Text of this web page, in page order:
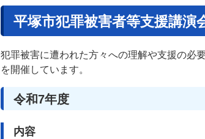
平塚市犯罪被害者等支援講演
犯罪被害に遭われた方々への理解や支援の必
を開催しています。
令和7年度
内容